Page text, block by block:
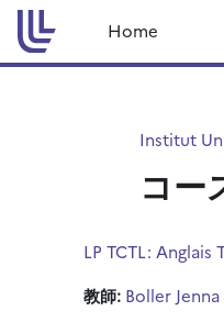
メインコンテンツへスキップす
Home
Institut
コー
LP TCTL: Anglais
教師: Boller Jenna